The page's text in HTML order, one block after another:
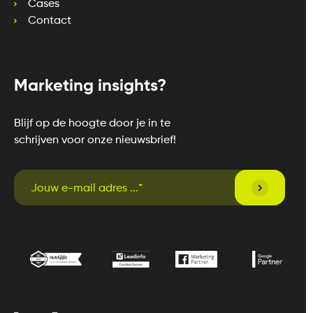
Cases
Contact
Marketing insights?
Blijf op de hoogte door je in te
schrijven voor onze nieuwsbrief!